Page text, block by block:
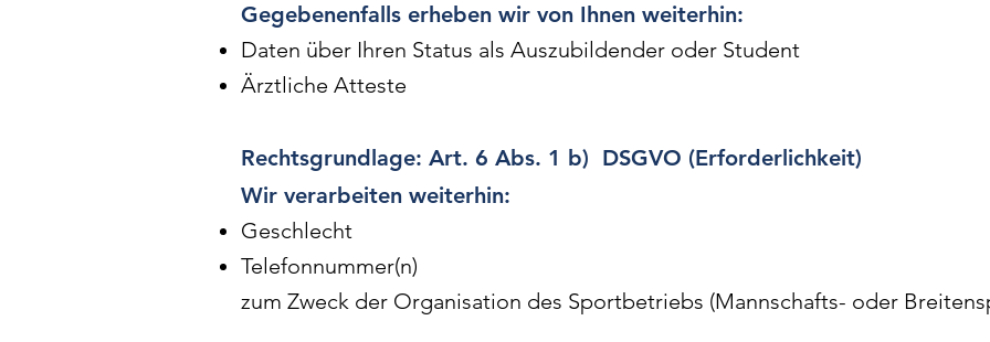
Gegebenenfalls erheben wir von Ihnen weiterhin:
Daten über Ihren Status als Auszubildender oder Student
Ärztliche Atteste
Rechtsgrundlage: Art. 6 Abs. 1 b) DSGVO (Erforderlichkeit)
Wir verarbeiten weiterhin:
Geschlecht
Telefonnummer(n)
zum Zweck der Organisation des Sportbetriebs (Mannschafts- oder